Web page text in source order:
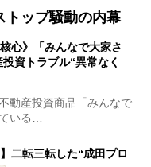
トップ騒動の内幕
心》「みんなで大家さ
資トラブル“異常なく
動産投資商品「みんなで
いる…
二転三転した“成田プロ